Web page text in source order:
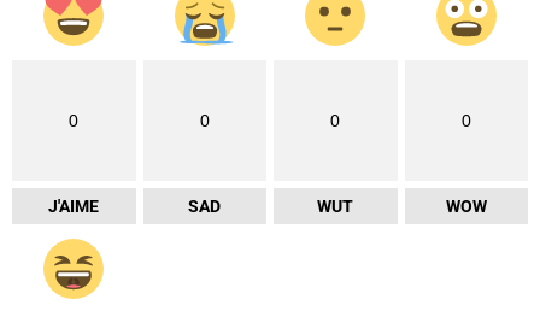
0
J'AIME
0
SAD
0
WUT
0
WOW